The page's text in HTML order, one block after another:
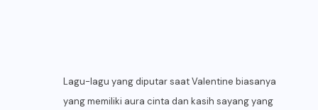
Lagu-lagu yang diputar saat Valentine biasanya
yang memiliki aura cinta dan kasih sayang yang